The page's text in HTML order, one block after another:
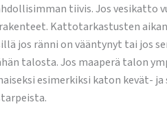
tiivis. Jos
Kattotarkastusten
jos ränni on vääntynyt tai
talosta. Jos maaperä talon
esimerkiksi katon kevät-